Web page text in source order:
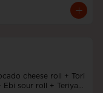
cheese roll + Tori
Ebi sour roll + Teriyaki